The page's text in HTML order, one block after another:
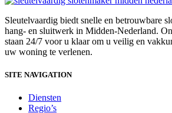
Sleutelvaardig biedt snelle en betrouwbare
hang- en sluitwerk in Midden-Nederland.
staan 24/7 voor u klaar om u veilig en
uw woning te verlenen.
SITE NAVIGATION
Diensten
Regio’s